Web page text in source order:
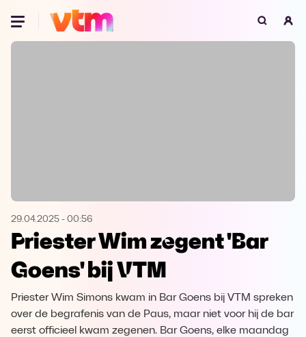
Oeps, browser niet ondersteund
Microsoft Edge Download
Opera
29.04.2025 - 00:56
Priester Wim zegent 'Bar
Goens' bij VTM
Priester Wim Simons kwam in Bar Goens bij VTM spreken
over de begrafenis van de Paus, maar niet voor hij de bar
eerst officieel kwam zegenen. Bar Goens, elke maandag